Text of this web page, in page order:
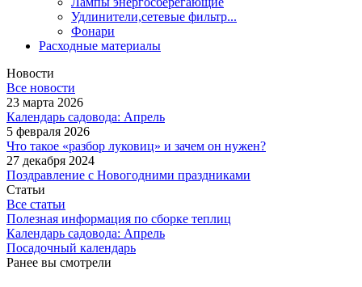
Удлинители,сетевые фильтр...
Фонари
Расходные материалы
Новости
Все новости
23 марта 2026
Календарь садовода: Апрель
5 февраля 2026
Что такое «разбор луковиц» и зачем он нужен?
27 декабря 2024
Поздравление с Новогодними праздниками
Статьи
Все статьи
Полезная информация по сборке теплиц
Календарь садовода: Апрель
Посадочный календарь
Ранее вы смотрели